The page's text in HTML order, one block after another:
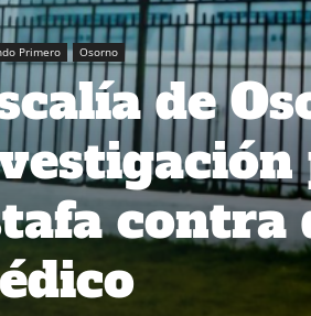
Primero Osorno
de
contra